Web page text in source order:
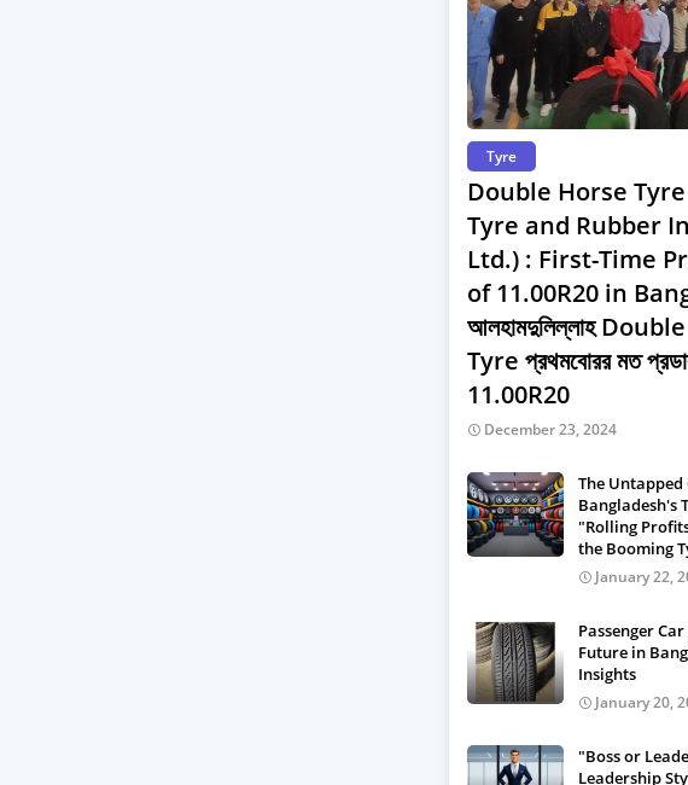
Tyre
Double Horse
Tyre and Rubber
Ltd.) : First-Time
of 11.00R20 in
আলহামদুলিল্লাহ
Tyre প্রথমবােরর মত
11.00R20
December 23, 2024
The Untapped
Bangladesh's
"Rolling
the Booming
January 22,
Passenger
Future in
Insights
January 20,
"Boss or
Leadership